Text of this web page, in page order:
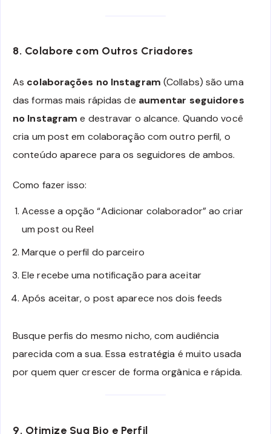
8. Colabore com Outros Criadores
As colaborações no Instagram (Collabs) são uma
das formas mais rápidas de aumentar seguidores
no Instagram e destravar o alcance. Quando você
cria um post em colaboração com outro perfil, o
conteúdo aparece para os seguidores de ambos.
Como fazer isso:
Acesse a opção “Adicionar colaborador” ao criar
um post ou Reel
Marque o perfil do parceiro
Ele recebe uma notificação para aceitar
Após aceitar, o post aparece nos dois feeds
Busque perfis do mesmo nicho, com audiência
parecida com a sua. Essa estratégia é muito usada
por quem quer crescer de forma orgânica e rápida.
9. Otimize Sua Bio e Perfil